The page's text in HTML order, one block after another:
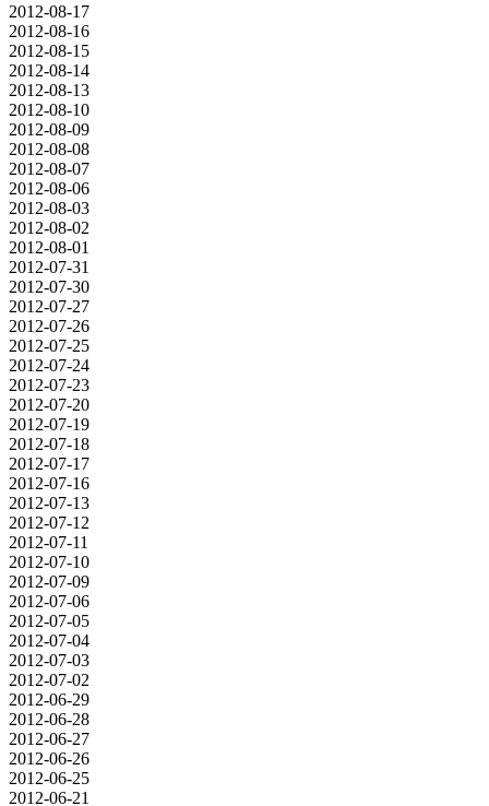
2012-08-17
2012-08-16
2012-08-15
2012-08-14
2012-08-13
2012-08-10
2012-08-09
2012-08-08
2012-08-07
2012-08-06
2012-08-03
2012-08-02
2012-08-01
2012-07-31
2012-07-30
2012-07-27
2012-07-26
2012-07-25
2012-07-24
2012-07-23
2012-07-20
2012-07-19
2012-07-18
2012-07-17
2012-07-16
2012-07-13
2012-07-12
2012-07-11
2012-07-10
2012-07-09
2012-07-06
2012-07-05
2012-07-04
2012-07-03
2012-07-02
2012-06-29
2012-06-28
2012-06-27
2012-06-26
2012-06-25
2012-06-21